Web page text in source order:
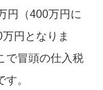
円（400万円に
円となりま
で冒頭の仕入税
。